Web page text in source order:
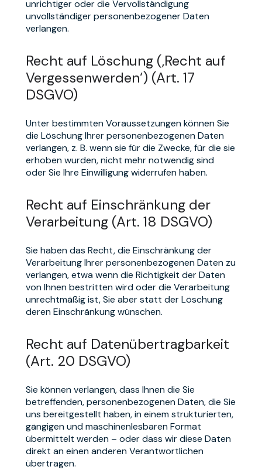
unrichtiger oder die Vervollständigung
unvollständiger personenbezogener Daten
verlangen.
Recht auf Löschung (‚Recht auf
Vergessenwerden‘) (Art. 17
DSGVO)
Unter bestimmten Voraussetzungen können Sie
die Löschung Ihrer personenbezogenen Daten
verlangen, z. B. wenn sie für die Zwecke, für die sie
erhoben wurden, nicht mehr notwendig sind
oder Sie Ihre Einwilligung widerrufen haben.
Recht auf Einschränkung der
Verarbeitung (Art. 18 DSGVO)
Sie haben das Recht, die Einschränkung der
Verarbeitung Ihrer personenbezogenen Daten zu
verlangen, etwa wenn die Richtigkeit der Daten
von Ihnen bestritten wird oder die Verarbeitung
unrechtmäßig ist, Sie aber statt der Löschung
deren Einschränkung wünschen.
Recht auf Datenübertragbarkeit
(Art. 20 DSGVO)
Sie können verlangen, dass Ihnen die Sie
betreffenden, personenbezogenen Daten, die Sie
uns bereitgestellt haben, in einem strukturierten,
gängigen und maschinenlesbaren Format
übermittelt werden – oder dass wir diese Daten
direkt an einen anderen Verantwortlichen
übertragen.